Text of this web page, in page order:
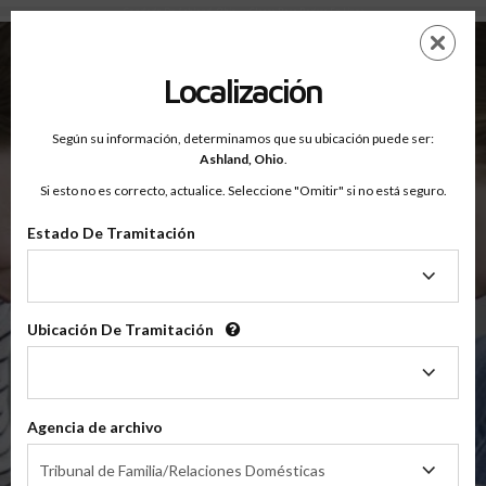
Condado De Ashland, Ohio — Clases Para Padres En Línea
EN
OnlineParentingPrograms.com
Condado De Ashland, Ohio
Tribunal de Apelaciones del Quinto Distrito
$49.99
(Clase Básica De Crianza Compartida)
Localización
Según su información, determinamos que su ubicación puede ser:
Ashland, Ohio.
Si esto no es correcto, actualice. Seleccione "Omitir" si no está seguro.
Estado De Tramitación
Tramitación
Ubicación De Tramitación
Tramitación
Agencia de archivo
Tribunal de Familia/Relaciones Domésticas
de